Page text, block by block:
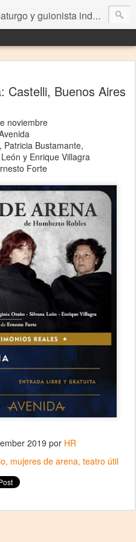
y guionista independiente
Castelli, Buenos Aires
noviembre
Patricia Bustamante,
y Enrique Villagra
Forte
2019 por HR
mujeres de arena teatro útil